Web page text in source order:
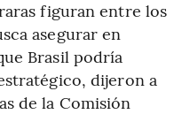
figuran entre los
asegurar en
Brasil podría
dijeron a
de la Comisión